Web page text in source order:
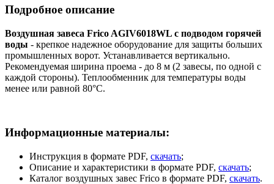
Подробное описание
Воздушная завеса Frico AGIV6018WL с подводом горячей
воды - крепкое надежное оборудование для защиты больших
промышленных ворот. Устанавливается вертикально.
Рекомендуемая ширина проема - до 8 м (2 завесы, по одной с
каждой стороны). Теплообменник для температуры воды
менее или равной 80°C.
Информационные материалы:
Инструкция в формате PDF, скачать;
Описание и характеристики в формате PDF, скачать;
Каталог воздушных завес Frico в формате PDF, скачать.